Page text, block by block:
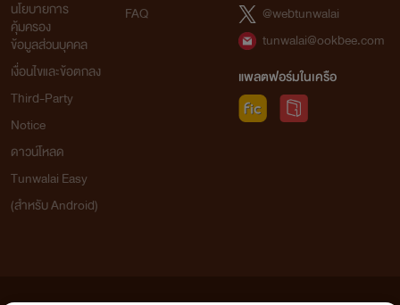
นโยบายการ
คุ้มครอง
ข้อมูลส่วนบุคคล
เงื่อนไขและข้อตกลง
Third-Party
Notice
ดาวน์โหลด
Tunwalai Easy
(สำหรับ Android)
FAQ
@webtunwalai
tunwalai@ookbee.com
แพลตฟอร์มในเครือ